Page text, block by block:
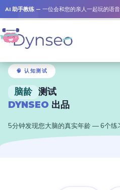
AI 助手教练 — 一位会和您的亲人一起玩的语
🧠 认知测试
脑龄 测试
DYNSEO 出品
5分钟发现您大脑的真实年龄 — 6个练